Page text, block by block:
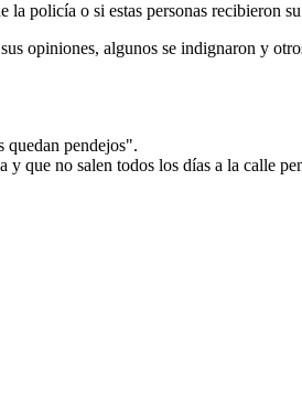
policía o si estas personas recibieron
opiniones, algunos se indignaron y
quedan pendejos".
que no salen todos los días a la calle